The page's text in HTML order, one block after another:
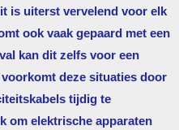
is uiterst vervelend voor elk
ook vaak gepaard met een
kan dit zelfs voor een
deze situaties door
tijdig te
om elektrische apparaten